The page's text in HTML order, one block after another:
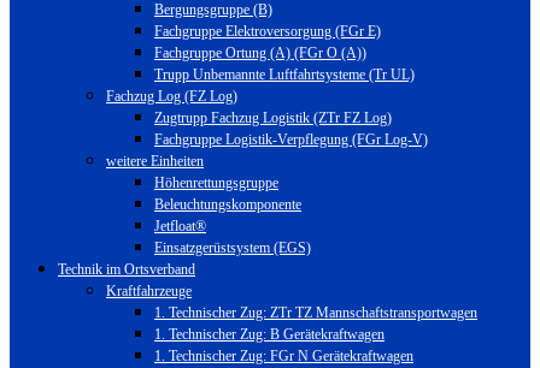
Bergungsgruppe (B)
Fachgruppe Elektroversorgung (FGr E)
Fachgruppe Ortung (A) (FGr O (A))
Trupp Unbemannte Luftfahrtsysteme (Tr UL)
Fachzug Log (FZ Log)
Zugtrupp Fachzug Logistik (ZTr FZ Log)
Fachgruppe Logistik-Verpflegung (FGr Log-V)
weitere Einheiten
Höhenrettungsgruppe
Beleuchtungskomponente
Jetfloat®
Einsatzgerüstsystem (EGS)
Technik im Ortsverband
Kraftfahrzeuge
1. Technischer Zug: ZTr TZ Mannschaftstransportwagen
1. Technischer Zug: B Gerätekraftwagen
1. Technischer Zug: FGr N Gerätekraftwagen